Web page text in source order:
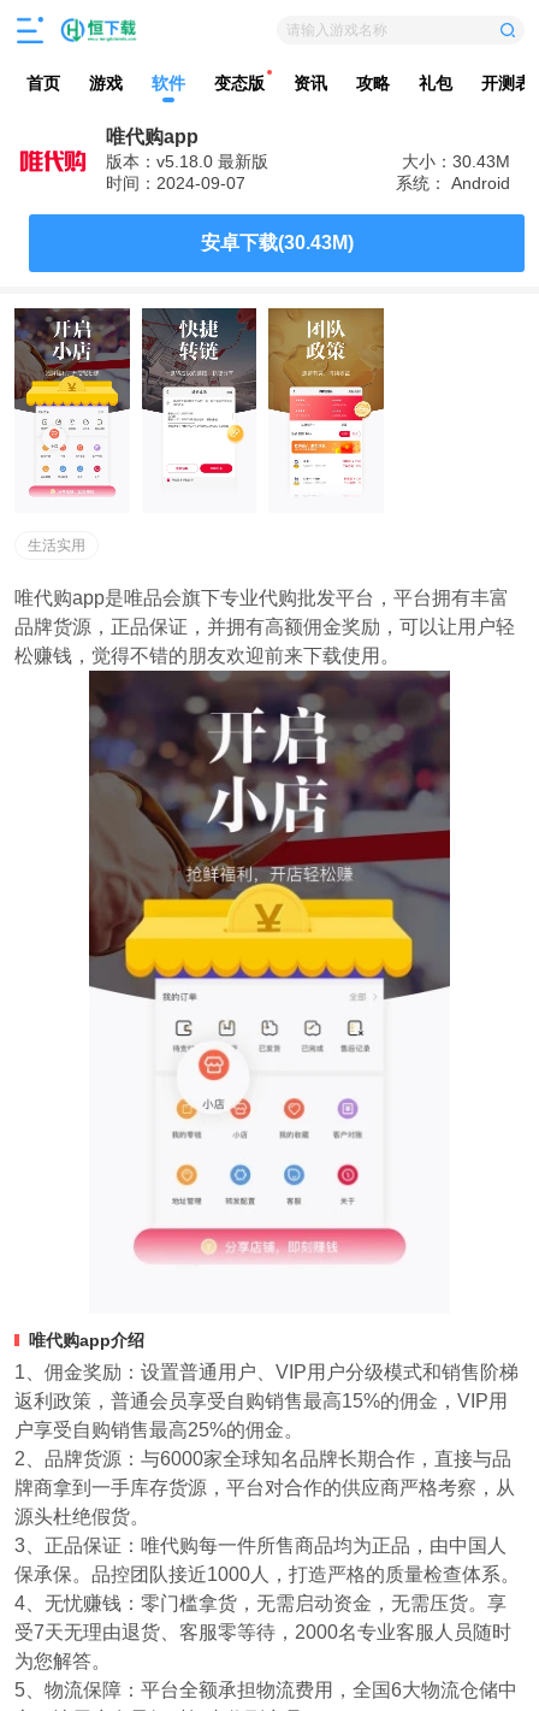
请输入游戏名称
首页 游戏 软件 变态版 资讯 攻略 礼包 开测表
唯代购app
版本：v5.18.0 最新版
大小：30.43M
时间：2024-09-07
系统： Android
安卓下载(30.43M)
生活实用
唯代购app是唯品会旗下专业代购批发平台，平台拥有丰富
品牌货源，正品保证，并拥有高额佣金奖励，可以让用户轻
松赚钱，觉得不错的朋友欢迎前来下载使用。
唯代购app介绍
1、佣金奖励：设置普通用户、VIP用户分级模式和销售阶梯
返利政策，普通会员享受自购销售最高15%的佣金，VIP用
户享受自购销售最高25%的佣金。
2、品牌货源：与6000家全球知名品牌长期合作，直接与品
牌商拿到一手库存货源，平台对合作的供应商严格考察，从
源头杜绝假货。
3、正品保证：唯代购每一件所售商品均为正品，由中国人
保承保。品控团队接近1000人，打造严格的质量检查体系。
4、无忧赚钱：零门槛拿货，无需启动资金，无需压货。享
受7天无理由退货、客服零等待，2000名专业客服人员随时
为您解答。
5、物流保障：平台全额承担物流费用，全国6大物流仓储中